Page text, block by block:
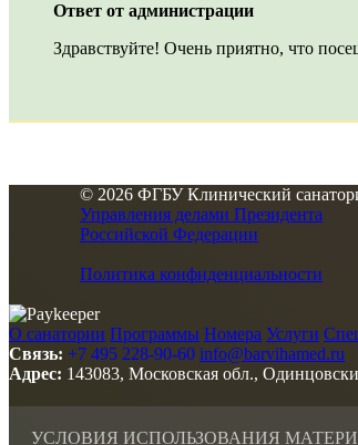
Ответ от администрации
Здравствуйте! Очень приятно, что
© 2026 ФГБУ Клинический
Управления делами Президента
Российской Федерации
Политика конфиденциальности
О санатории Программы Номера Услуги
Связь: +7 495 228-90-60 info@barvihamed.ru
Адрес: 143083, Московская обл.,
УСЛОВИЯ ИСПОЛЬЗОВАНИЯ